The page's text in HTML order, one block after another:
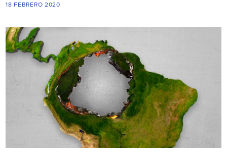
18 FEBRERO 2020